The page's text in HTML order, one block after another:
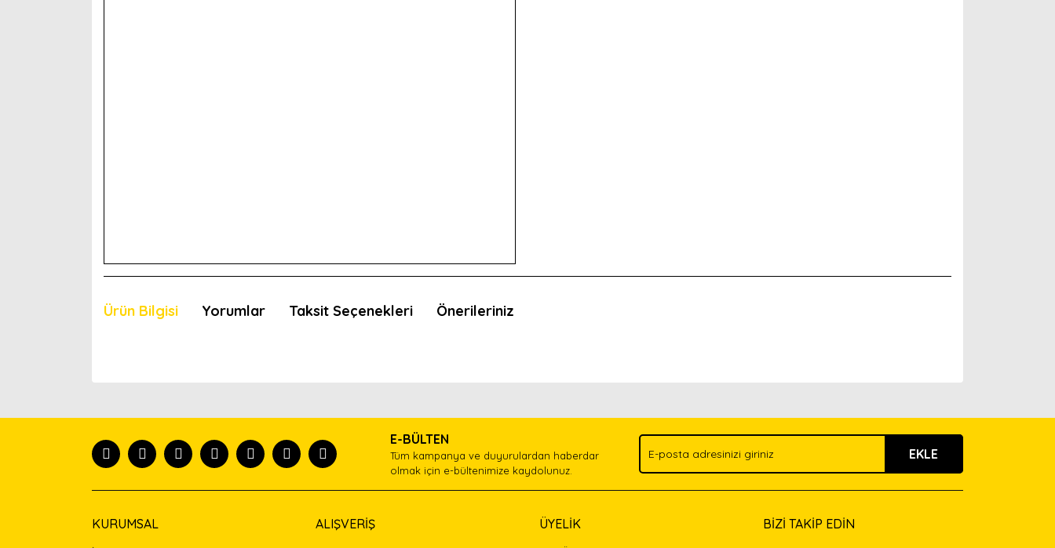
Ürün Bilgisi Yorumlar Taksit Seçenekleri Önerileriniz
Ürün açıklamasında eksik bilgiler bulunuyor.
Bu ürüne benzer farklı alternatifler olmalı.
E-BÜLTEN
Tüm kampanya ve duyurulardan haberdar
olmak için e-bültenimize kaydolunuz.
EKLE
KURUMSAL ALIŞVERİŞ ÜYELİK BİZİ TAKİP EDİN